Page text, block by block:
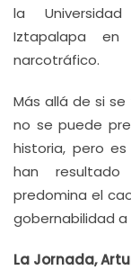
la
Iztapalapa
narcotráfico.
Más allá de si
no se puede
historia, pero
han resultado
predomina el
gobernabilidad
La Jornada,